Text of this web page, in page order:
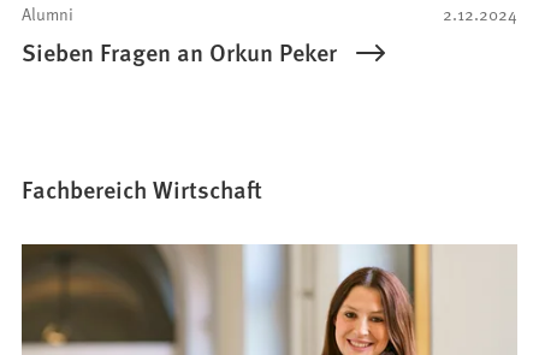
2.12.2024
Alumni
Sieben Fragen an Orkun Peker
Fachbereich Wirtschaft